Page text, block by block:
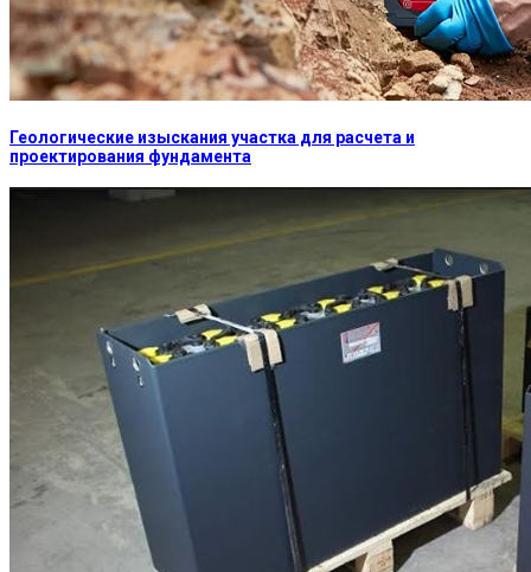
Геологические изыскания участка для расчета и
проектирования фундамента